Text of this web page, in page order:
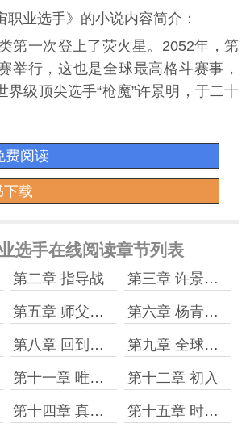
职业选手》的小说内容简介：
第一次登上了荧火星。2052年，第
举行，这也是全球最高格斗赛事，
界级顶尖选手“枪魔”许景明，于二十
费阅读
下载
选手在线阅读章节列表
第二章 指导战 第三章 许景明和黎渺渺［上］
第五章 师父柳海 第六章 杨青烁［上］
第八章 回到家乡 第九章 全球直播
第十一章 唯一的虚拟世界游戏 第十二章 初入
第十四章 真实的冷兵器战斗 第十五章 时代变了